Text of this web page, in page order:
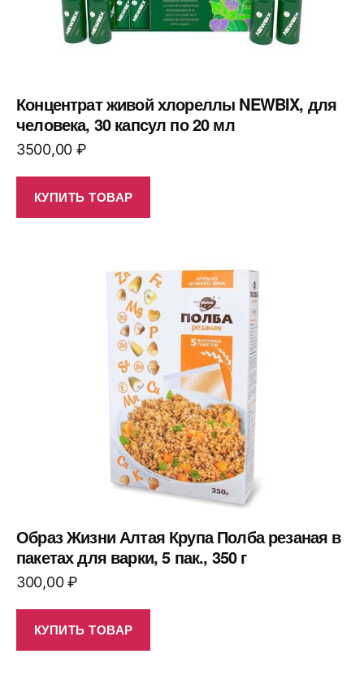
Концентрат живой хлореллы NEWBIX, для
человека, 30 капсул по 20 мл
3500,00 ₽
КУПИТЬ ТОВАР
Образ Жизни Алтая Крупа Полба резаная в
пакетах для варки, 5 пак., 350 г
300,00₽
КУПИТЬ ТОВАР